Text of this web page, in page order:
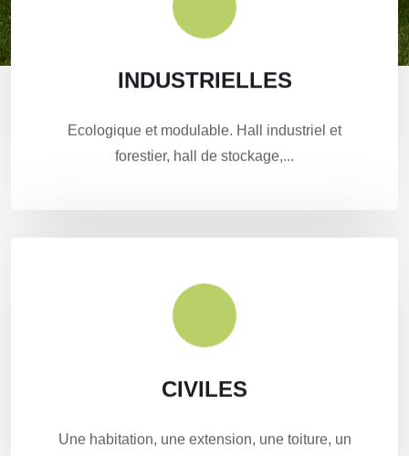
INDUSTRIELLES
Ecologique et modulable. Hall industriel et
forestier, hall de stockage,...
INDUSTRIELLES
Notre expérience pour réaliser votre projet "sur
CIVILES
Une habitation, une extension, une toiture, un
CIVILES
Le bois vous apportera design, innovation et